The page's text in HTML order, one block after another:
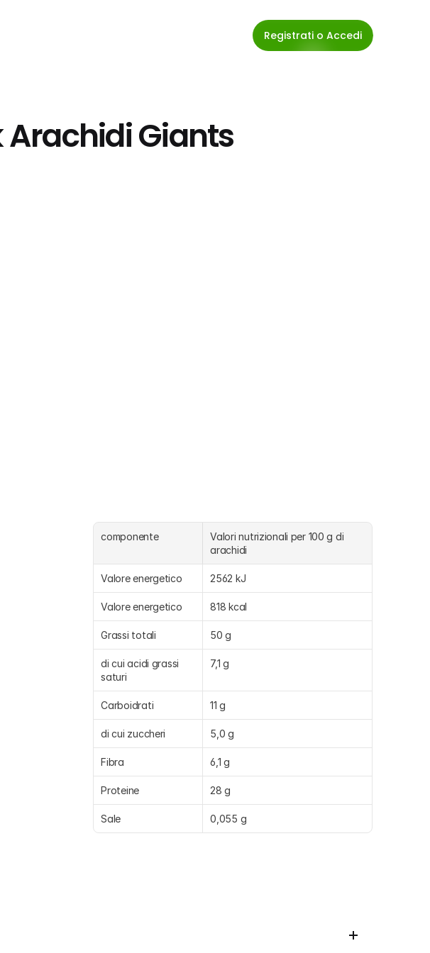
Registrati o Accedi
Arachidi Giants
componente
Valori nutrizionali per 100 g di
arachidi
Valore energetico 2562 kJ
Valore energetico 818 kcal
Grassi totali 50 g
di cui acidi grassi
saturi
7,1 g
Carboidrati 11 g
di cui zuccheri 5,0 g
Fibra 6,1 g
Proteine 28 g
Sale 0,055 g